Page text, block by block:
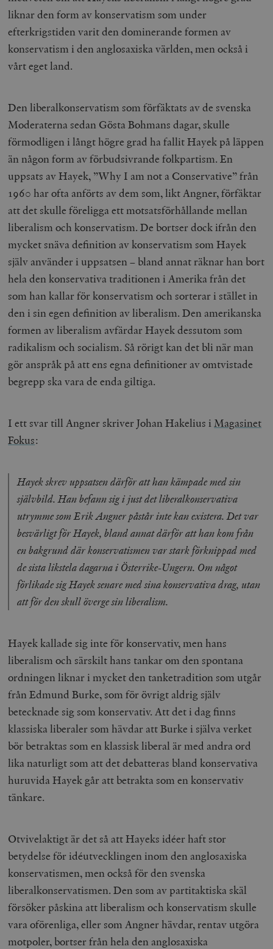
liknar den form av konservatism som under
efterkrigstiden varit den dominerande formen av
konservatism i den anglosaxiska världen, men också i
vårt eget land.
Den liberalkonservatism som förfäktats av de svenska
Moderaterna sedan Gösta Bohmans dagar, skulle
förmodligen i långt högre grad ha fallit Hayek på läppen
än någon form av förbudsivrande folkpartism. En
uppsats av Hayek, ”Why I am not a Conservative” från
1960 har ofta anförts av dem som, likt Angner, förfäktar
att det skulle föreligga ett motsatsförhållande mellan
liberalism och konservatism. De bortser dock ifrån den
mycket snäva definition av konservatism som Hayek
själv använder i uppsatsen – bland annat räknar han bort
hela den konservativa traditionen i Amerika från det
som han kallar för konservatism och sorterar i stället in
den i sin egen definition av liberalism. Den amerikanska
formen av liberalism avfärdar Hayek dessutom som
radikalism och socialism. Så rörigt kan det bli när man
gör anspråk på att ens egna definitioner av omtvistade
begrepp ska vara de enda giltiga.
I ett svar till Angner skriver Johan Hakelius iMagasinet
Fokus:
Hayek skrev uppsatsen därför att han kämpade med sin
självbild. Han befann sig i just det liberalkonservativa
utrymme som Erik Angner påstår inte kan existera. Det var
besvärligt för Hayek, bland annat därför att han kom från
en bakgrund där konservatismen var stark förknippad med
de sista likstela dagarna i Österrike-Ungern. Om något
förlikade sig Hayek senare med sina konservativa drag, utan
att för den skull överge sin liberalism.
Hayek kallade sig inte för konservativ, men hans
liberalism och särskilt hans tankar om den spontana
ordningen liknar i mycket den tanketradition som utgår
från Edmund Burke, som för övrigt aldrig själv
betecknade sig som konservativ. Att det i dag finns
klassiska liberaler som hävdar att Burke i själva verket
bör betraktas som en klassisk liberal är med andra ord
lika naturligt som att det debatteras bland konservativa
huruvida Hayek går att betrakta som en konservativ
tänkare.
Otvivelaktigt är det så att Hayeks idéer haft stor
betydelse för idéutvecklingen inom den anglosaxiska
konservatismen, men också för den svenska
liberalkonservatismen. Den som av partitaktiska skäl
försöker påskina att liberalism och konservatism skulle
vara oförenliga, eller som Angner hävdar, rentav utgöra
motpoler, bortser från hela den anglosaxiska